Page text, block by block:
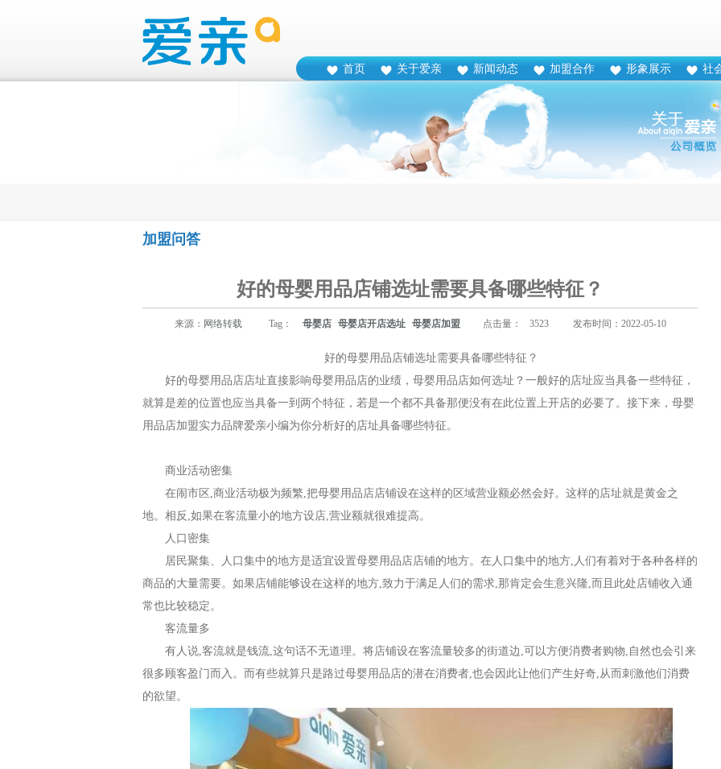
首页 关于爱亲 新闻动态 加盟合作 形象展示 社
加盟问答
好的母婴用品店铺选址需要具备哪些特征？
来源： 网络转载 Tag： 母婴店 母婴店开店选址 母婴店加盟 点击量： 3523 发布时间：2022-05-10
好的母婴用品店铺选址需要具备哪些特征？
好的母婴用品店店址直接影响母婴用品店的业绩，母婴用品店如何选址？一般好的店址应当具备一些特征，
就算是差的位置也应当具备一到两个特征，若是一个都不具备那便没有在此位置上开店的必要了。接下来，母婴
用品店加盟实力品牌爱亲小编为你分析好的店址具备哪些特征。
商业活动密集
在闹市区 ,商业活动极为频繁,把母婴用品店店铺设在这样的区域营业额必然会好。 这样的店址就是黄金之
地。相反 ,如果在客流量小的地方设店,营业额就很难提高。
人口密集
居民聚集、人口集中的地方是适宜设置母婴用品店店铺的地方。在人口集中的地方, 人们有着对于各种各样的
商品的大量需要。如果店铺能够设在这样的地方,致力于满足人们的需求,那肯定会生意兴隆,而且此处店铺收入通
常也比较稳定。
客流量多
有人说,客流就是钱流,这句话不无道理。将店铺设在客流量较多的街道边 ,可以方便消费者购物, 自然也会引来
很多顾客盈门而入。而有些就算只是路过母婴用品店的潜在消费者,也会因此让他们产生好奇,从而刺激他们消费
的欲望。